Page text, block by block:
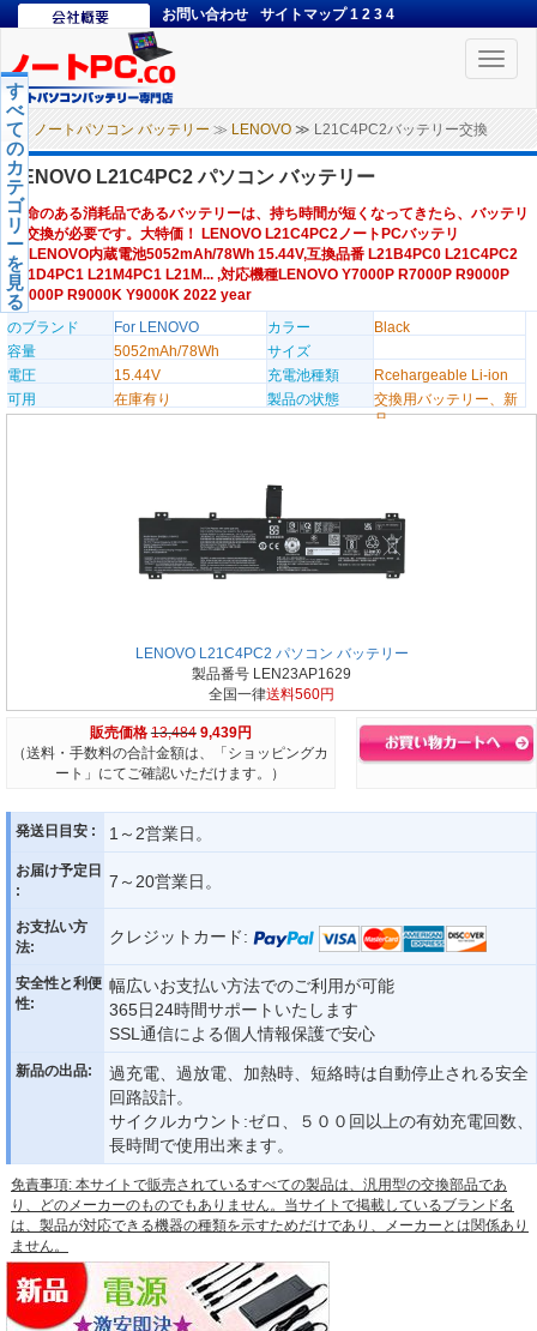
お問い合わせ サイトマップ 1 2 3 4
Toggle
ノートパソコン バッテリー ≫ LENOVO ≫ L21C4PC2バッテリー交換
す
べ
て
の
カ
テ
ゴ
リ
ー
を
見
る
LENOVO L21C4PC2 パソコン バッテリー
寿命のある消耗品であるバッテリーは、持ち時間が短くなってきたら、バッテリ
ー交換が必要です。大特価！ LENOVO L21C4PC2ノートPCバッテリ
ー,LENOVO内蔵電池5052mAh/78Wh 15.44V,互換品番 L21B4PC0 L21C4PC2
L21D4PC1 L21M4PC1 L21M... ,対応機種LENOVO Y7000P R7000P R9000P
Y9000P R9000K Y9000K 2022 year
のブランド
For LENOVO カラー
Black
容量
5052mAh/78Wh
サイズ
電圧
15.44V 充電池種類
Rcehargeable Li-ion
可用
在庫有り 製品の状態
交換用バッテリー、新
品
LENOVO L21C4PC2 パソコン バッテリー
製品番号 LEN23AP1629
全国一律送料560円
販売価格 13,484 9,439円
（送料・手数料の合計金額は、「ショッピングカ
ート」にてご確認いただけます。）
発送日目安 : 1～2営業日。
お届け予定日
:
7～20営業日。
お支払い方
法:
クレジットカード:
安全性と利便
性:
幅広いお支払い方法でのご利用が可能
365日24時間サポートいたします
SSL通信による個人情報保護で安心
新品の出品:
過充電、過放電、加熱時、短絡時は自動停止される安全
回路設計。
サイクルカウント:ゼロ、５００回以上の有効充電回数、
長時間で使用出来ます。
免責事項: 本サイトで販売されているすべての製品は、汎用型の交換部品であ
り、どのメーカーのものでもありません。当サイトで掲載しているブランド名
は、製品が対応できる機器の種類を示すためだけであり、メーカーとは関係あり
ません。